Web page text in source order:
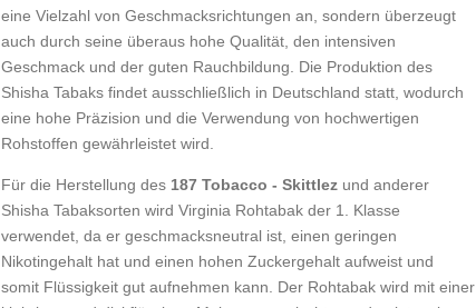
eine Vielzahl von Geschmacksrichtungen an, sondern überzeugt
auch durch seine überaus hohe Qualität, den intensiven
Geschmack und der guten Rauchbildung. Die Produktion des
Shisha Tabaks findet ausschließlich in Deutschland statt, wodurch
eine hohe Präzision und die Verwendung von hochwertigen
Rohstoffen gewährleistet wird.
Für die Herstellung des 187 Tobacco - Skittlez und anderer
Shisha Tabaksorten wird Virginia Rohtabak der 1. Klasse
verwendet, da er geschmacksneutral ist, einen geringen
Nikotingehalt hat und einen hohen Zuckergehalt aufweist und
somit Flüssigkeit gut aufnehmen kann. Der Rohtabak wird mit einer